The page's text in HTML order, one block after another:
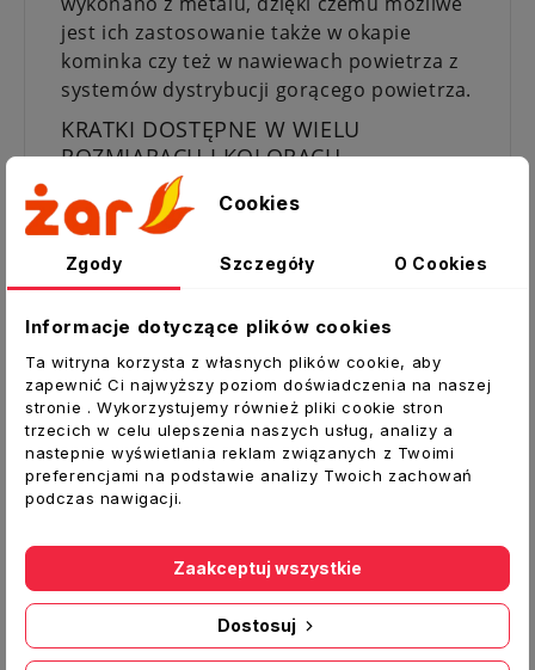
jest ich zastosowanie także w okapie
kominka czy też w nawiewach powietrza z
systemów dystrybucji gorącego powietrza.
KRATKI DOSTĘPNE W WIELU
ROZMIARACH I KOLORACH
Jesteśmy oficjalnym dystrybutorem
produktów marki Darco. Posiadamy w
ofercie wszystkie wyżej widoczne części,
niezbędne do wykonania instalacji.
Dane techniczne:
Typ:Kratka kominkowa
Materiał:blacha czarna malowana
proszkowo
Kolor: biały
Przekrój czynny [cm²]:134
Wymiar zewnętrzny front [mm]:
215x140
Regulacja:NIE
Temperatura max. [°C]:180
Producent:DARCO
Cookies
Zgody Szczegóły O Cookies
Informacje dotyczące plików cookies
Ta witryna korzysta z własnych plików cookie, aby
zapewnić Ci najwyższy poziom doświadczenia na naszej
stronie . Wykorzystujemy również pliki cookie stron
trzecich w celu ulepszenia naszych usług, analizy a
nastepnie wyświetlania reklam związanych z Twoimi
preferencjami na podstawie analizy Twoich zachowań
podczas nawigacji.
Dostosuj
Zaakceptuj wszystkie